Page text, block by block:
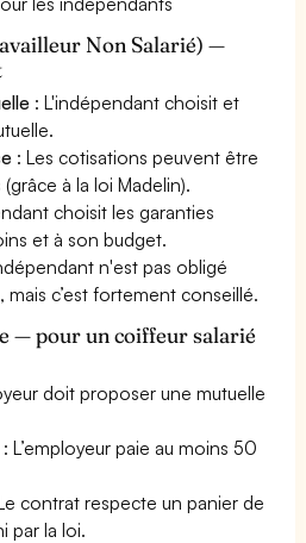
Non Salarié) —
: L'indépendant choisit et
: Les cotisations peuvent être
à la loi Madelin).
choisit les garanties
et à son budget.
n'est pas obligé
mais c’est fortement conseillé.
— pour un coiffeur salarié
doit proposer une mutuelle
: L’employeur paie au moins 50
contrat respecte un panier de
par la loi.